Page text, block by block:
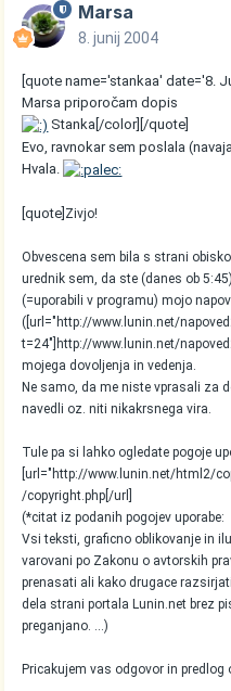
Marsa
8. junij 2004
[quote name='stankaa' date='8.
Marsa priporočam dopis
Stanka[/color][/quote]
Evo, ravnokar sem poslala
Hvala.
[quote] Zivjo!
Obvescena sem bila s strani
urednik sem, da ste (danes ob
(=uporabili v programu) mojo
([url="http://www.lunin.net/
t=24"]http://www.lunin.net/
mojega dovoljenja in vedenja.
Ne samo, da me niste vprasali za
navedli oz. niti nikakrsnega vira.
Tule pa si lahko ogledate pogoje
[url="http://www.lunin.net/html2/
/copyright.php[/url]
(*citat iz podanih pogojev uporabe:
Vsi teksti, graficno oblikovanje in
varovani po Zakonu o avtorskih
prenasati ali kako drugace
dela strani portala Lunin.net brez
preganjano. ...)
Pricakujem vas odgovor in predlog